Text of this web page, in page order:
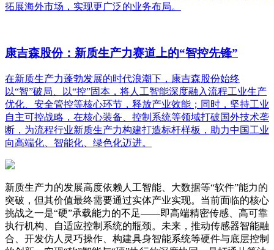
拓展海外市场，实现更广泛的业务布局。
康吉森股份：新质生产力赛道上的“智控先锋”
在新质生产力蓬勃发展的时代浪潮下，康吉森股份始终
以“智”破局、以“控”固本，将人工智能深度融入流程工业生产
优化、安全管控等核心环节，释放产业效能；同时，坚持工业
自主可控战略，在核心装备、控制系统等领域打破国外技术垄
断，为流程行业新质生产力构建打造标杆样板，助力中国工业
向高端化、智能化、绿色化迈进。
新质生产力的发展高度依赖人工智能、大数据等“软件”能力的
突破，但其价值最终需要通过实体产业实现。当前面临的核心
挑战之一是“硬”承载能力的不足——即高端精密传感、高可靠
执行机构、自适应控制系统的瓶颈。未来，推动传感器智能融
合、开发仿人灵巧操作、构建具身智能系统等硬件与底层控制